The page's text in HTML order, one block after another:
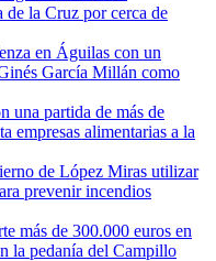
la Cruz por cerca de
en Águilas con un
García Millán como
una partida de más de
empresas alimentarias a la
de López Miras utilizar
prevenir incendios
más de 300.000 euros en
la pedanía del Campillo